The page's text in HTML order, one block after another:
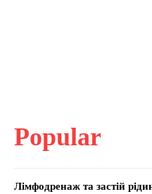
Popular
Лімфодренаж та застій